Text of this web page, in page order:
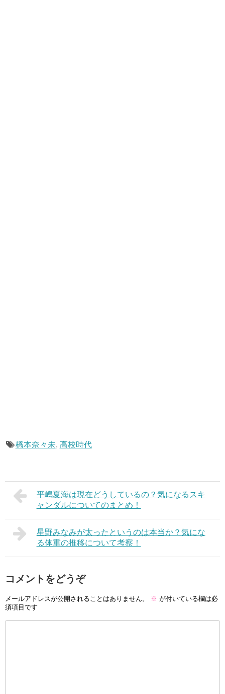
橋本奈々未, 高校時代
平嶋夏海は現在どうしているの？気になるスキ
ャンダルについてのまとめ！
星野みなみが太ったというのは本当か？気にな
る体重の推移について考察！
コメントをどうぞ
メールアドレスが公開されることはありません。 ※ が付いている欄は必
須項目です